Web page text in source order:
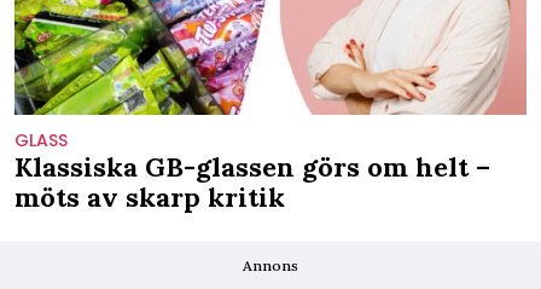
GLASS
Klassiska GB-glassen görs om helt –
möts av skarp kritik
Annons